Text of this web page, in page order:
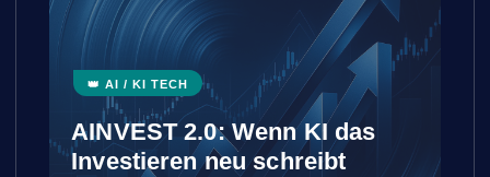
👑 AI / KI TECH 👑 BLOCKCHAIN & WEB3
QAISEO™: Wenn AI,
Blockchain und
Quantencomputer
verschmelzen